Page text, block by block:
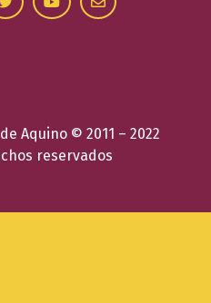
Aquino © 2011 – 2022
reservados